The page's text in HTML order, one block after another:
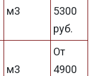
м3
5300
руб.
м3
От
4900